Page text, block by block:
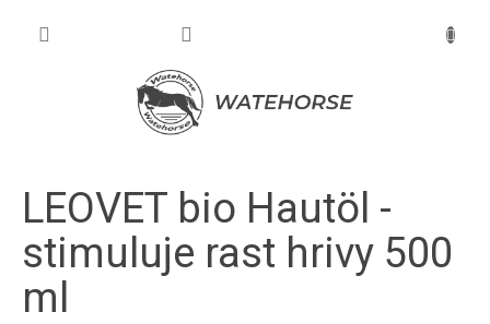
LEOVET bio Hautöl -
stimuluje rast hrivy 500
ml